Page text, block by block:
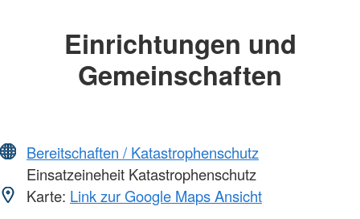
Einrichtungen und
Gemeinschaften
Bereitschaften / Katastrophenschutz
Einsatzeineheit Katastrophenschutz
Karte: Link zur Google Maps Ansicht